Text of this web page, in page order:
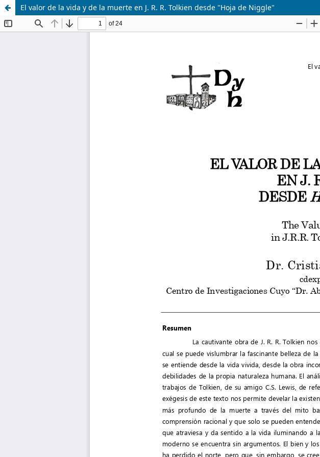
El valor de la vida y de la muerte en J. R. R. Tolkien desde "Hoja de Niggle"